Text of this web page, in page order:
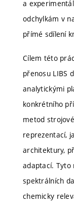
a
odchylkám v
přímé sdílení
Cílem této
přenosu LIBS
analytickými
konkrétního
metod
reprezentací,
architektury,
adaptací.
spektrálních
chemicky